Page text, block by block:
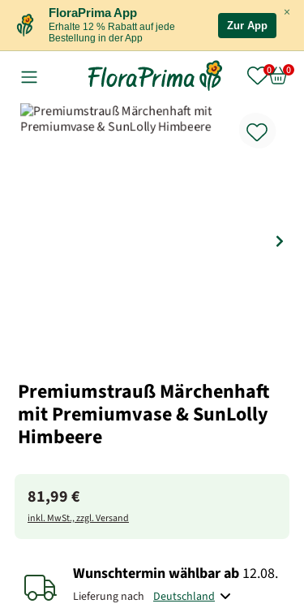
×
FloraPrima App
Erhalte 12 % Rabatt auf jede
Bestellung in der App
Zur App
Premiumstrauß Märchenhaft
mit Premiumvase & SunLolly
Himbeere
81,99 €
inkl. MwSt., zzgl. Versand
Wunschtermin wählbarab 12.08.
Lieferung nach